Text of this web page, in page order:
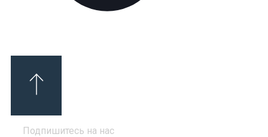
Подпишитесь на нас